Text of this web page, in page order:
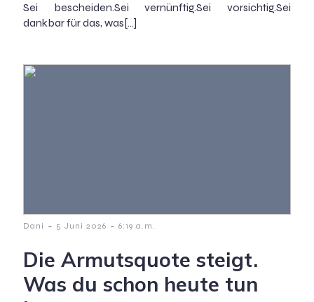
Sei bescheiden.Sei vernünftig.Sei vorsichtig.Sei
dankbar für das, was[…]
Dani - 5 Juni 2026 - 6:19 a.m.
Die Armutsquote steigt.
Was du schon heute tun